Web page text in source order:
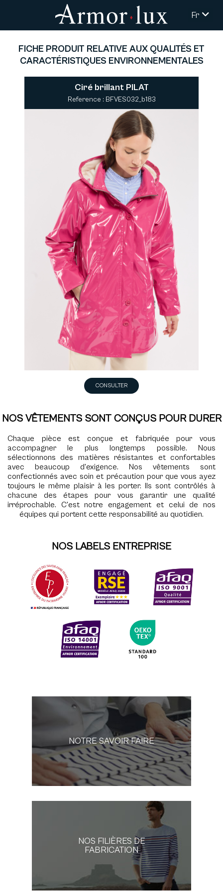
Fr
FICHE PRODUIT RELATIVE AUX QUALITÉS ET
CARACTÉRISTIQUES ENVIRONNEMENTALES
Ciré brillant PILAT
Reference : BFVES032_b183
CONSULTER
NOS VÊTEMENTS SONT CONÇUS POUR DURER
Chaque pièce est conçue et fabriquée pour vous
accompagner le plus longtemps possible. Nous
sélectionnons des matières résistantes et confortables
avec beaucoup d'exigence. Nos vêtements sont
confectionnés avec soin et précaution pour que vous ayez
toujours le même plaisir à les porter. Ils sont contrôlés à
chacune des étapes pour vous garantir une qualité
irréprochable. C'est notre engagement et celui de nos
équipes qui portent cette responsabilité au quotidien.
NOS LABELS ENTREPRISE
NOTRE SAVOIR FAIRE
NOS FILIÈRES DE
FABRICATION